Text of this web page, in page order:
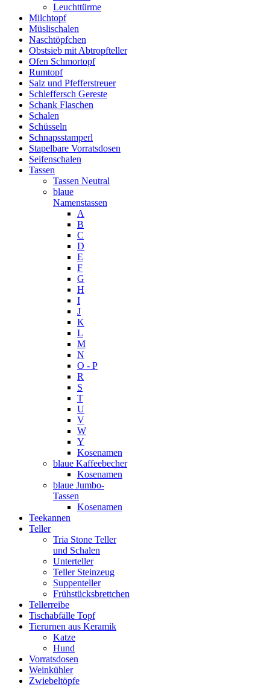
Leuchttürme
Milchtopf
Müslischalen
Naschtöpfchen
Obstsieb mit Abtropfteller
Ofen Schmortopf
Rumtopf
Salz und Pfefferstreuer
Schleffersch Gereste
Schank Flaschen
Schalen
Schüsseln
Schnapsstamperl
Stapelbare Vorratsdosen
Seifenschalen
Tassen
Tassen Neutral
blaue
Namenstassen
A
B
C
D
E
F
G
H
I
J
K
L
M
N
O - P
R
S
T
U
V
W
Y
Kosenamen
blaue Kaffeebecher
Kosenamen
blaue Jumbo-
Tassen
Kosenamen
Teekannen
Teller
Tria Stone Teller
und Schalen
Unterteller
Teller Steinzeug
Suppenteller
Frühstücksbrettchen
Tellerreibe
Tischabfälle Topf
Tierurnen aus Keramik
Katze
Hund
Vorratsdosen
Weinkühler
Zwiebeltöpfe